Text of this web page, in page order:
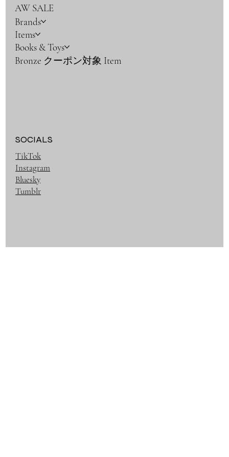
AW SALE
Brands
Items
Books & Toys
Bronze クーポン対象 Item
SOCIALS
TikTok
Instagram
Bluesky
Tumblr